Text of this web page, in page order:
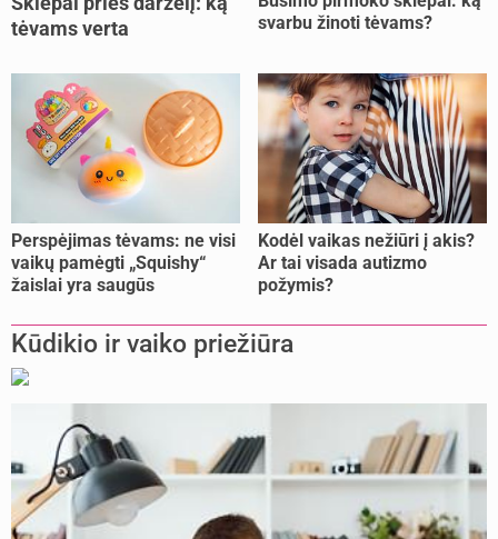
tėvams verta
svarbu žinoti tėvams?
Perspėjimas tėvams: ne visi
vaikų pamėgti „Squishy“
žaislai yra saugūs
Kodėl vaikas nežiūri į akis?
Ar tai visada autizmo
požymis?
Kūdikio ir vaiko priežiūra